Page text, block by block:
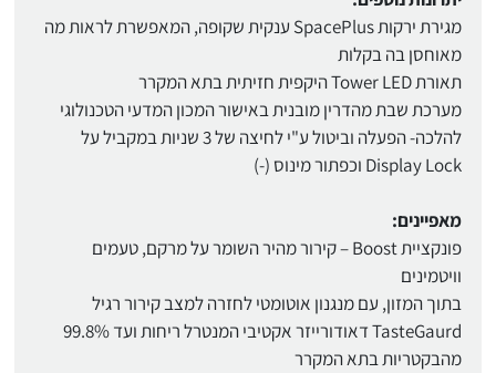
מגירת ירקות SpacePlus ענקית שקופה, המאפשרת לראות מה
מאוחסן בה בקלות
תאורת Tower LED היקפית חזיתית בתא המקרר
מערכת שבת מהדרין מובנית באישור המכון המדעי הטכנולוגי
להלכה- הפעלה וביטול ע"י לחיצה של 3 שניות במקביל על
Display Lock וכפתור מינוס (-)
מאפיינים:
פונקציית Boost – קירור מהיר השומר על מרקם, טעמים
וויטמינים
בתוך המזון, עם מנגנון אוטומטי לחזרה למצב קירור רגיל
TasteGaurd דאודורייזר אקטיבי המנטרל ריחות ועד 99.8%
מהבקטריות בתא המקרר